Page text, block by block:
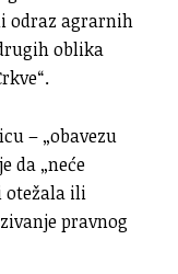
odraz agrarnih
oblika
– „obavezu
da „neće
otežala ili
pravnog